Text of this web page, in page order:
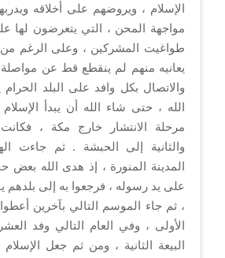
الإسلام ، ويروضهم على أخلاقه
مواجهة المحن ، التي يتعرضون لها
طواغيت المشركين ، وعلى الرغم من
يعانيه منهم لم ينقطع قط عن مواصلة
والاتصال بكل وافد على البلد
الله ، حتى شاء الله أن يبدأ
مرحلة الانتشار خارج مكة ، فكانت
والثانية إلى الحبشة . ثم جاءت
المدينة المنورة ، إذ هدى الله بعض
على يد رسوله ، فرجعوا به إلى بلدهم
، ثم جاء الموسم التالي بآخرين
الأولى ، وفي العام التالي وفد
البيعة الثانية ، ومن ثم جعل